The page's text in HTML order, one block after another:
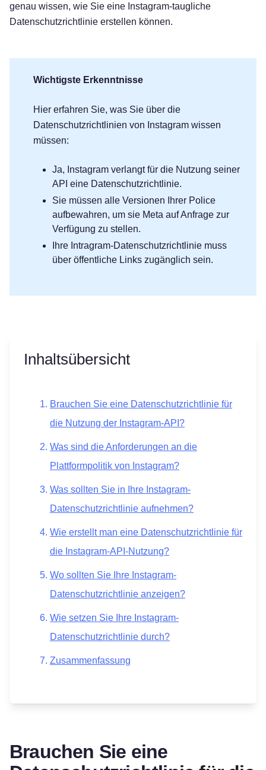
genau wissen, wie Sie eine Instagram-taugliche
Datenschutzrichtlinie erstellen können.
Wichtigste Erkenntnisse
Hier erfahren Sie, was Sie über die
Datenschutzrichtlinien von Instagram wissen
müssen:
Ja, Instagram verlangt für die Nutzung seiner
API eine Datenschutzrichtlinie.
Sie müssen alle Versionen Ihrer Police
aufbewahren, um sie Meta auf Anfrage zur
Verfügung zu stellen.
Ihre Intragram-Datenschutzrichtlinie muss
über öffentliche Links zugänglich sein.
Inhaltsübersicht
Brauchen Sie eine Datenschutzrichtlinie für
die Nutzung der Instagram-API?
Was sind die Anforderungen an die
Plattformpolitik von Instagram?
Was sollten Sie in Ihre Instagram-
Datenschutzrichtlinie aufnehmen?
Wie erstellt man eine Datenschutzrichtlinie für
die Instagram-API-Nutzung?
Wo sollten Sie Ihre Instagram-
Datenschutzrichtlinie anzeigen?
Wie setzen Sie Ihre Instagram-
Datenschutzrichtlinie durch?
Zusammenfassung
Brauchen Sie eine